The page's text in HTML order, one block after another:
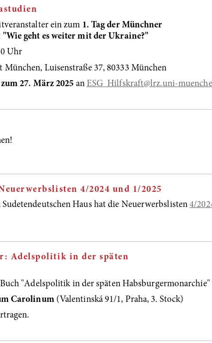
ein zum 1. Tag der Münchner
"Wie geht es weiter mit der Ukraine?"
Uhr
Luisenstraße 37, 80333 München
27. März 2025 an ESG_Hilfskraft@lrz.uni-
4/2024 und 1/2025
Haus hat die Neuerwerbslisten4/
Adelspolitik in der späten
"Adelspolitik in der späten Habsburgermonarchie"
Carolinum(Valentinská 91/1, Praha, 3. Stock)